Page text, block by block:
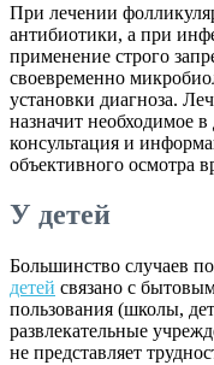
При лечении
антибиотики, а при
применение строго
своевременно
установки диагноза.
назначит необходимое
консультация и
объективного осмотра
У детей
Большинство случаев
детей связано с
пользования (школы,
развлекательные
не представляет